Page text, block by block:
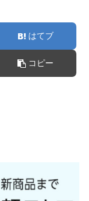
はてブ
コピー